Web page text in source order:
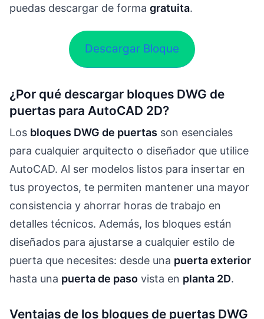
puedas descargar de forma gratuita.
Descargar Bloque
¿Por qué descargar bloques DWG de
puertas para AutoCAD 2D?
Los bloques DWG de puertas son esenciales
para cualquier arquitecto o diseñador que utilice
AutoCAD. Al ser modelos listos para insertar en
tus proyectos, te permiten mantener una mayor
consistencia y ahorrar horas de trabajo en
detalles técnicos. Además, los bloques están
diseñados para ajustarse a cualquier estilo de
puerta que necesites: desde una puerta exterior
hasta una puerta de paso vista en planta 2D.
Ventajas de los bloques de puertas DWG